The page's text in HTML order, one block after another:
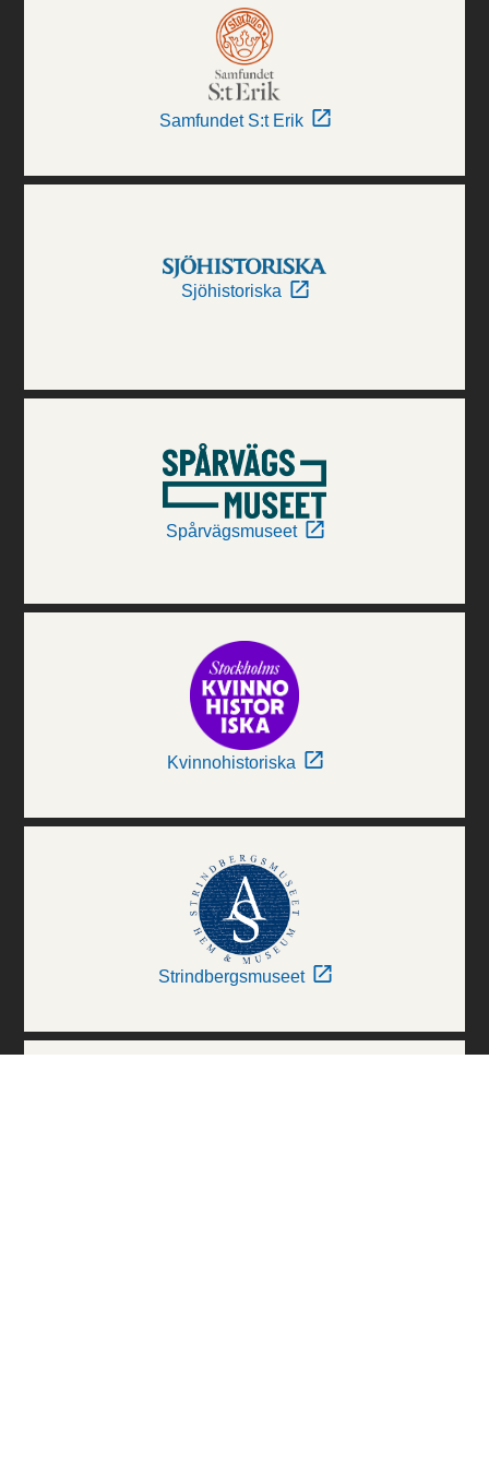
Samfundet S:t Erik
Sjöhistoriska
Spårvägsmuseet
Kvinnohistoriska
Strindbergsmuseet